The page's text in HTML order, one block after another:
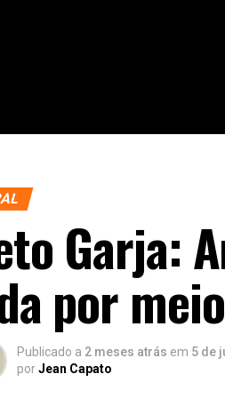
Garja:
por
Publicado a 2 meses atrás em 5 de
porJean Capato